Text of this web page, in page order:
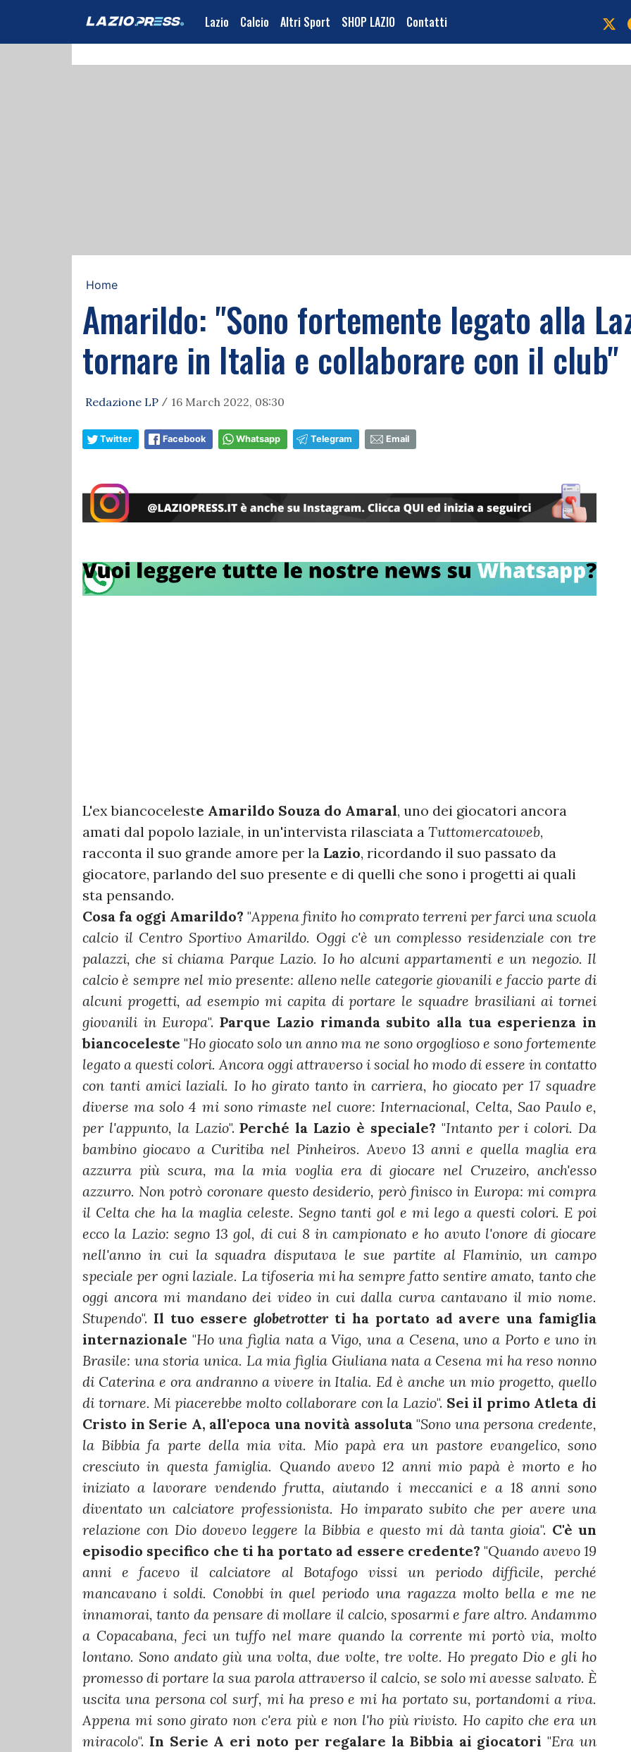
Lazio Calcio Altri Sport SHOP LAZIO Contatti
Home
Amarildo: "Sono fortemente legato alla
tornare in Italia e collaborare con il club"
Redazione LP / 16 March 2022, 08:30
Twitter Facebook Whatsapp Telegram Email
L'ex biancoceleste Amarildo Souza do Amaral, uno dei giocatori ancora
amati dal popolo laziale, in un'intervista rilasciata a Tuttomercatoweb,
racconta il suo grande amore per la Lazio, ricordando il suo passato da
giocatore, parlando del suo presente e di quelli che sono i progetti ai quali
sta pensando.
Cosa fa oggi Amarildo? "Appena finito ho comprato terreni per farci una scuola
calcio il Centro Sportivo Amarildo. Oggi c'è un complesso residenziale con tre
palazzi, che si chiama Parque Lazio. Io ho alcuni appartamenti e un negozio. Il
calcio è sempre nel mio presente: alleno nelle categorie giovanili e faccio parte di
alcuni progetti, ad esempio mi capita di portare le squadre brasiliani ai tornei
giovanili in Europa".Parque Lazio rimanda subito alla tua esperienza in
biancoceleste "Ho giocato solo un anno ma ne sono orgoglioso e sono fortemente
legato a questi colori. Ancora oggi attraverso i social ho modo di essere in contatto
con tanti amici laziali. Io ho girato tanto in carriera, ho giocato per 17 squadre
diverse ma solo 4 mi sono rimaste nel cuore: Internacional, Celta, Sao Paulo e,
per l'appunto, la Lazio".Perché la Lazio è speciale? "Intanto per i colori. Da
bambino giocavo a Curitiba nel Pinheiros. Avevo 13 anni e quella maglia era
azzurra più scura, ma la mia voglia era di giocare nel Cruzeiro, anch'esso
azzurro. Non potrò coronare questo desiderio, però finisco in Europa: mi compra
il Celta che ha la maglia celeste. Segno tanti gol e mi lego a questi colori. E poi
ecco la Lazio: segno 13 gol, di cui 8 in campionato e ho avuto l'onore di giocare
nell'anno in cui la squadra disputava le sue partite al Flaminio, un campo
speciale per ogni laziale. La tifoseria mi ha sempre fatto sentire amato, tanto che
oggi ancora mi mandano dei video in cui dalla curva cantavano il mio nome.
Stupendo". Il tuo essereglobetrotterti ha portato ad avere una famiglia
internazionale "Ho una figlia nata a Vigo, una a Cesena, uno a Porto e uno in
Brasile: una storia unica. La mia figlia Giuliana nata a Cesena mi ha reso nonno
di Caterina e ora andranno a vivere in Italia. Ed è anche un mio progetto, quello
di tornare. Mi piacerebbe molto collaborare con la Lazio". Sei il primo Atleta di
Cristo in Serie A, all'epoca una novità assoluta"Sono una persona credente,
la Bibbia fa parte della mia vita. Mio papà era un pastore evangelico, sono
cresciuto in questa famiglia. Quando avevo 12 anni mio papà è morto e ho
iniziato a lavorare vendendo frutta, aiutando i meccanici e a 18 anni sono
diventato un calciatore professionista. Ho imparato subito che per avere una
relazione con Dio dovevo leggere la Bibbia e questo mi dà tanta gioia". C'è un
episodio specifico che ti ha portato ad essere credente? "Quando avevo 19
anni e facevo il calciatore al Botafogo vissi un periodo difficile, perché
mancavano i soldi. Conobbi in quel periodo una ragazza molto bella e me ne
innamorai, tanto da pensare di mollare il calcio, sposarmi e fare altro. Andammo
a Copacabana, feci un tuffo nel mare quando la corrente mi portò via, molto
lontano. Sono andato giù una volta, due volte, tre volte. Ho pregato Dio e gli ho
promesso di portare la sua parola attraverso il calcio, se solo mi avesse salvato. È
uscita una persona col surf, mi ha preso e mi ha portato su, portandomi a riva.
Appena mi sono girato non c'era più e non l'ho più rivisto. Ho capito che era un
miracolo". In Serie A eri noto per regalare la Bibbia ai giocatori "Era un